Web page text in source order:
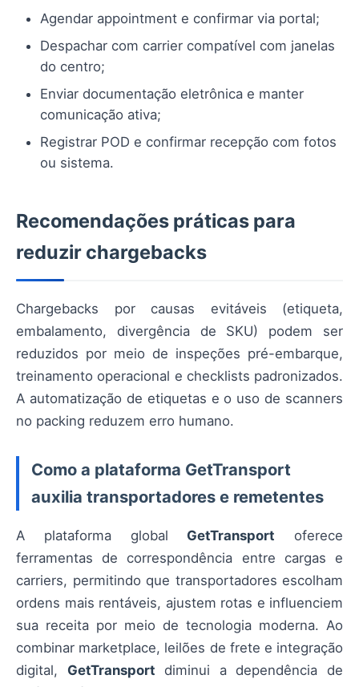
Agendar appointment e confirmar via portal;
Despachar com carrier compatível com janelas
do centro;
Enviar documentação eletrônica e manter
comunicação ativa;
Registrar POD e confirmar recepção com fotos
ou sistema.
Recomendações práticas para
reduzir chargebacks
Chargebacks por causas evitáveis (etiqueta,
embalamento, divergência de SKU) podem ser
reduzidos por meio de inspeções pré-embarque,
treinamento operacional e checklists padronizados.
A automatização de etiquetas e o uso de scanners
no packing reduzem erro humano.
Como a plataforma GetTransport
auxilia transportadores e remetentes
A plataforma global GetTransport oferece
ferramentas de correspondência entre cargas e
carriers, permitindo que transportadores escolham
ordens mais rentáveis, ajustem rotas e influenciem
sua receita por meio de tecnologia moderna. Ao
combinar marketplace, leilões de frete e integração
digital, GetTransport diminui a dependência de